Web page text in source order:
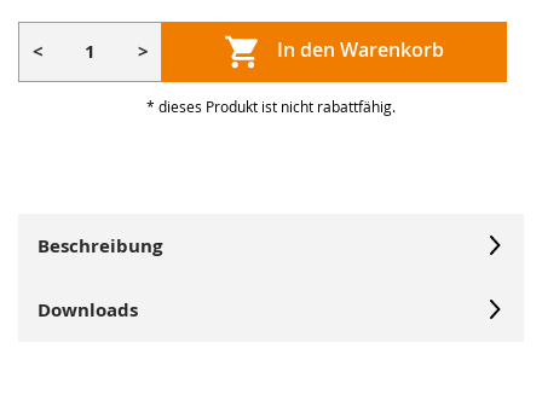
< > In den Warenkorb
* dieses Produkt ist nicht rabattfähig.
Beschreibung
Downloads